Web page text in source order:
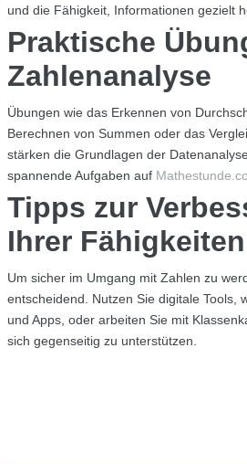
und die Fähigkeit, Informationen gezielt
Praktische
Zahlenanalyse
Übungen wie das Erkennen von
Berechnen von Summen oder das
stärken die Grundlagen der
spannende Aufgaben auf
Tipps zur
Ihrer Fähigkeiten
Um sicher im Umgang mit Zahlen zu
entscheidend. Nutzen Sie digitale Tools,
und Apps, oder arbeiten Sie mit
sich gegenseitig zu unterstützen.